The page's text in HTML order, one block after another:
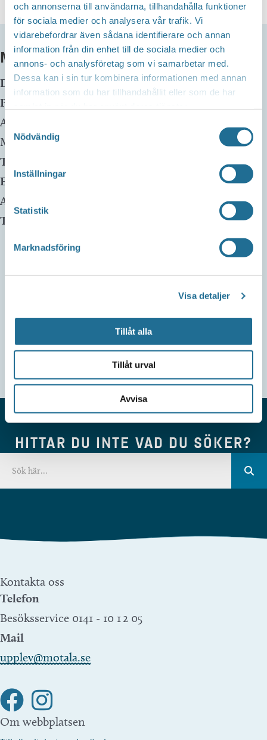
och annonserna till användarna, tillhandahålla funktioner
för sociala medier och analysera vår trafik. Vi
vidarebefordrar även sådana identifierare och annan
information från din enhet till de sociala medier och
annons- och analysföretag som vi samarbetar med.
Dessa kan i sin tur kombinera informationen med annan
information som du har tillhandahållit eller som de har
Samtyckesval
Nödvändig
Inställningar
Statistik
Marknadsföring
Visa detaljer
Tillåt alla
Tillåt urval
Avvisa
MER INFO
Datum: 19 februari, 2024 kl 08:00-17:00
Plats:
Adress:
Motala, 59135
Telefon:
E-mail:nfo@motormuseum.se
Arrangör:
Telefonnummer arrangör:
HITTAR DU INTE VAD DU SÖKER?
Kontakta oss
Telefon
Besöksservice 0141 - 10 1 2 05
Mail
upplev@motala.se
Om webbplatsen